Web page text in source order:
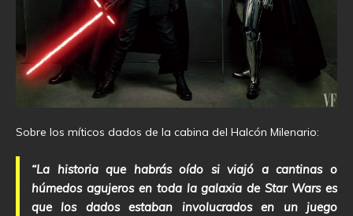
Sobre los míticos dados de la cabina del Halcón Milenario:
“La historia que habrás oído si viajó a cantinas o
húmedos agujeros en toda la galaxia de Star Wars es
que los dados estaban involucrados en un juego